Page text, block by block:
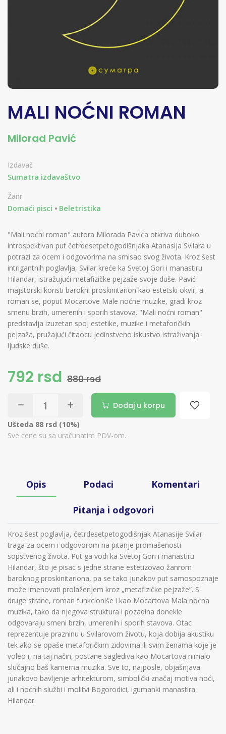
MALI NOĆNI ROMAN
Milorad Pavić
Izdavač
Sumatra izdavaštvo
Žanr
Domaći pisci
Beletristika
"Mali noćni roman" autora Milorada Pavića otkriva duboko
introspektivan put četrdesetpetogodišnjaka Atanasija Svilara u
potrazi za ocem i odgovorima na smisao svog života. Kroz šest
intrigantnih poglavlja, Svilar kreće ka Svetoj Gori i manastiru
Hilandar, istražujući metafizičke pejzaže svoje duše. Pavić
majstorski koristi barokni proskinitarion kao estetski okvir, a
roman se, poput Mocartove Male noćne muzike, gradi kroz
smenu brzih, umerenih i sporih stavova. "Mali noćni roman"
predstavlja izuzetan spoj estetike, muzike i metaforičkih
pejzaža, pružajući čitaocu jedinstveno iskustvo istraživanja
ljudske duše.
792 rsd 880 rsd
Dodaj u korpu
Ušteda 88 rsd (10%)
Sve cene su sa uračunatim PDV-om.
Opis Podaci Komentari
Pitanja i odgovori
Kroz šest poglavlja, četrdesetpetogodišnjak Atanasije Svilar
traga za ocem i odgovorom na pitanje promašenosti
sopstvenog života. Put ga vodi ka Svetoj Gori i manastiru
Hilandar, što je pisac s jedne strane estetizovao žanrom
baroknog proskinitariona, pa se tako junakov put samospoznaje
može imenovati prolaženjem kroz „metafizičke pejzaže”. S
druge strane, roman funkcioniše i kao Mocartova Mala noćna
muzika, tako da njegova struktura i pozadina donekle
odgovaraju smeni brzih, umerenih i sporih stavova. Otac
reprezentuje prazninu u Svilarovom životu, koja dobija akustiku
tek ako se opaše metaforičkim zidovima ili svim ženama koje je
voleo i, na taj način, postane saglediva kao Mocartova nimalo
slučajno baš kamerna muzika. Sve to, najposle, objašnjava
junakovo bavljenje arhitekturom, simbolički značaj motiva noći,
ali i noćnih službi i molitvi Bogorodici, igumanki manastira
Hilandar.